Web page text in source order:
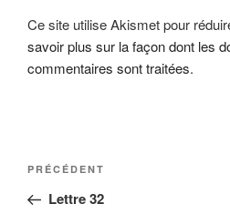
Ce site utilise Akismet pour
savoir plus sur la façon dont les
commentaires sont traitées.
Navigation
l’article
Article
précédent
PRÉCÉDENT
Lettre 32